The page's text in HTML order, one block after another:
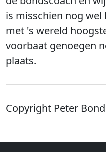
is misschien nog wel
met 's wereld
voorbaat genoegen
plaats.
Copyright Peter